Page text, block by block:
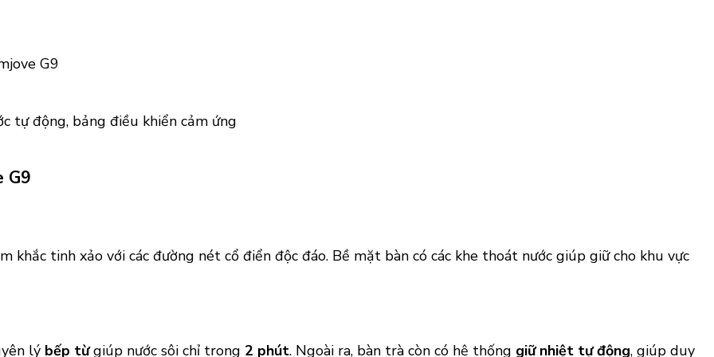
G9
tự động, bảng điều khiển cảm ứng
G9
khắc tinh xảo với các đường nét cổ điển độc đáo. Bề mặt bàn có các khe thoát nước giúp giữ cho khu vực
lý bếp từgiúp nước sôi chỉ trong 2 phút. Ngoài ra, bàn trà còn có hệ thống giữ nhiệt tự động, giúp duy